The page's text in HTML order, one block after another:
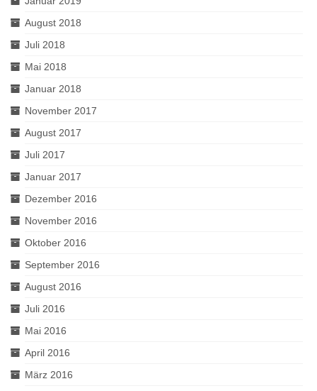
August 2018
Juli 2018
Mai 2018
Januar 2018
November 2017
August 2017
Juli 2017
Januar 2017
Dezember 2016
November 2016
Oktober 2016
September 2016
August 2016
Juli 2016
Mai 2016
April 2016
März 2016